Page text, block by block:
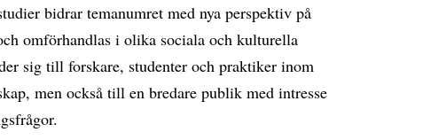
bidrar temanumret med nya perspektiv på
omförhandlas i olika sociala och kulturella
sig till forskare, studenter och praktiker inom
men också till en bredare publik med intresse